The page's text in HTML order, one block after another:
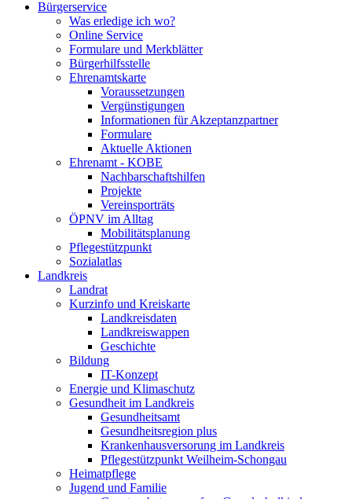
Bürgerservice
Was erledige ich wo?
Online Service
Formulare und Merkblätter
Bürgerhilfsstelle
Ehrenamtskarte
Voraussetzungen
Vergünstigungen
Informationen für Akzeptanzpartner
Formulare
Aktuelle Aktionen
Ehrenamt - KOBE
Nachbarschaftshilfen
Projekte
Vereinsporträts
ÖPNV im Alltag
Mobilitätsplanung
Pflegestützpunkt
Sozialatlas
Landkreis
Landrat
Kurzinfo und Kreiskarte
Landkreisdaten
Landkreiswappen
Geschichte
Bildung
IT-Konzept
Energie und Klimaschutz
Gesundheit im Landkreis
Gesundheitsamt
Gesundheitsregion plus
Krankenhausversorung im Landkreis
Pflegestützpunkt Weilheim-Schongau
Heimatpflege
Jugend und Familie